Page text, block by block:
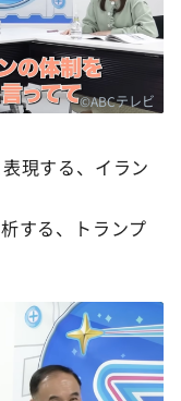
©ABCテレビ
現する、イラン
する、トランプ